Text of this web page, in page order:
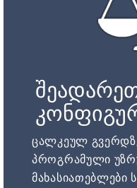
ცალკეულ
პროგრამული
მახასიათებლები